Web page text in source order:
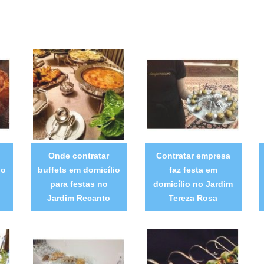
Onde contratar
buffets em domicílio
para festas no
Jardim Recanto
Contratar empresa
faz festa em
domicílio no Jardim
Tereza Rosa